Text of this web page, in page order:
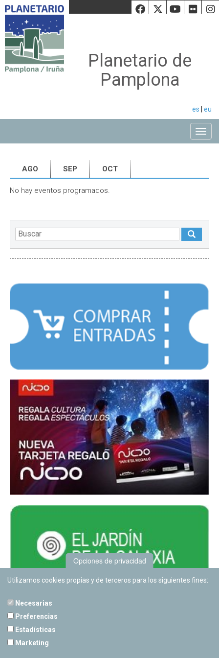
Facebook
Twiiter
Planetario de
Pamplona
es eu
AGO SEP OCT
No hay eventos programados.
Opciones de privacidad
Utilizamos cookies propias y de terceros para los siguientes fines:
Necesarias
Preferencias
Estadísticas
Marketing